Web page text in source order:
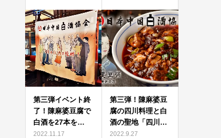
第三弾イベント終
了！陳麻婆豆腐で
白酒を27本を…
2022.11.17
第三弾！陳麻婆豆
腐の四川料理と白
酒の聖地「四川…
2022.9.27